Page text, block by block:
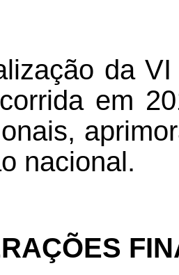
da
em
nacional.